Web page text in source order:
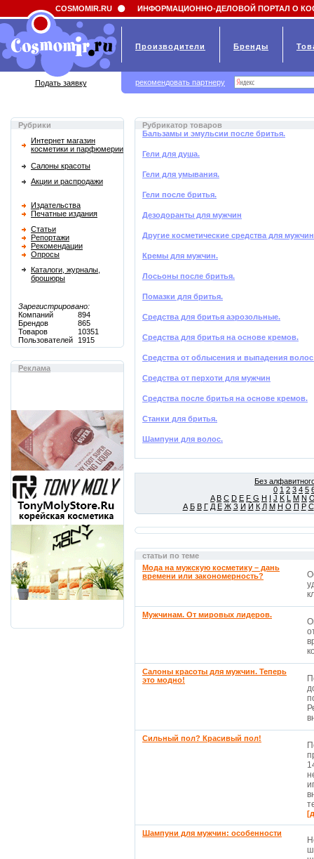
Field 'news_title' doesn't have a default value
Рубрики
Интернет магазин
косметики и парфюмерии
Салоны красоты
Акции и распродажи
Издательства
Печатные издания
Статьи
Репортажи
Рекомендации
Опросы
Каталоги, журналы,
брошюры
Зарегистрировано:
Компаний
894
Брендов
865
Товаров
10351
Пользователей
1915
Реклама
Рубрикатор товаров
Бальзамы и эмульсии после бритья.
Гели для душа.
Гели для умывания.
Гели после бритья.
Дезодоранты для мужчин
Другие косметические средства для мужчин
Кремы для мужчин.
Лосьоны после бритья.
Помазки для бритья.
Средства для бритья аэрозольные.
Средства для бритья на основе кремов.
Средства от облысения и выпадения
Средства от перхоти для мужчин
Средства после бритья на основе кремов.
Станки для бритья.
Шампуни для волос.
Без
0 1 2 3 4 5
A B C D E F G H I J K L M N
А Б В Г Д Е Ж З И Й К Л М Н О П Р С
статьи по теме
Мода на мужскую косметику – дань
времени или закономерность?
Мужчинам. От мировых лидеров.
Салоны красоты для мужчин. Теперь
это модно!
Сильный пол? Красивый пол!
Шампуни для мужчин: особенности
COSMOMIR.RU ИНФОРМАЦИОННО-ДЕЛОВОЙ ПОРТАЛ О
Производители Бренды
Подать заявку рекомендовать партнеру